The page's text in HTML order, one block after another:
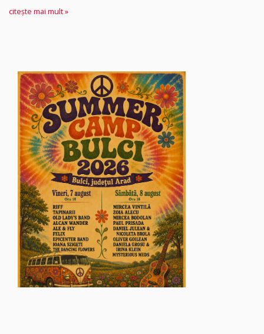
citește mai mult »